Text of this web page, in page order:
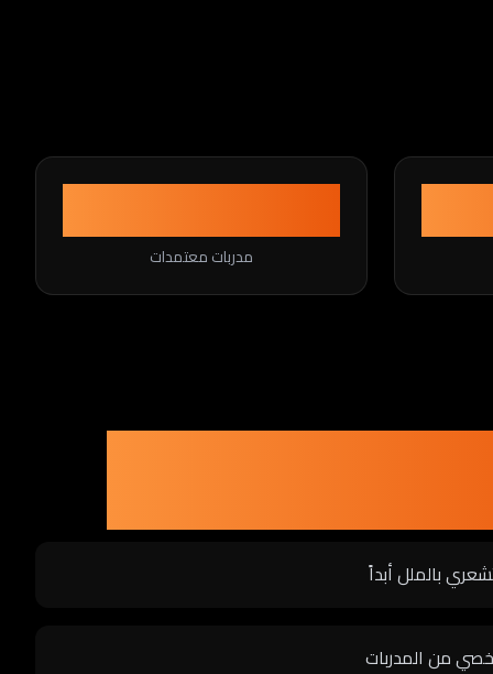
100%
مدربات معتمدات
بالملل أبداً
من المدربات